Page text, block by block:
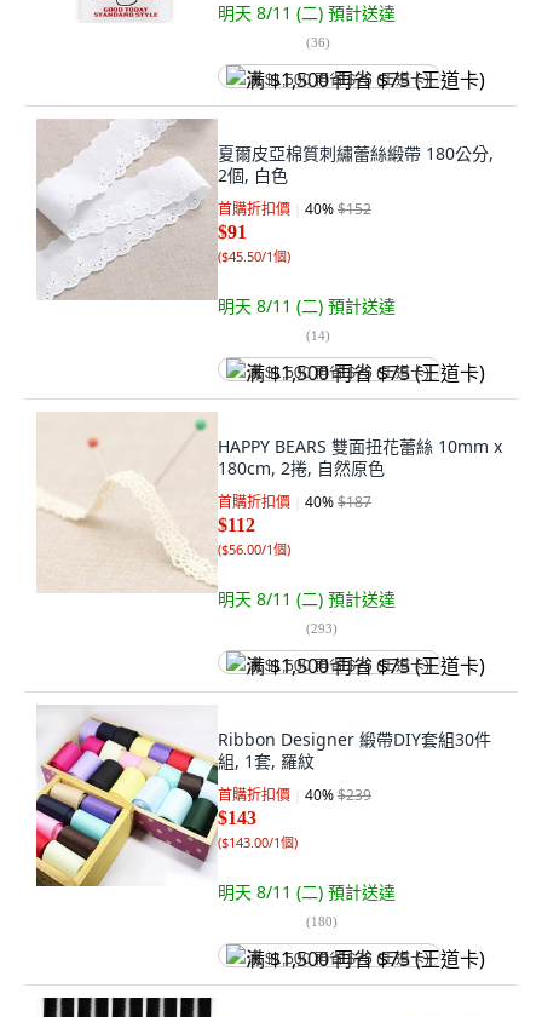
明天 8/11 (二) 預計送達
(36)
满 $1,500 再省 $75 (王道卡)
夏爾皮亞棉質刺繡蕾絲緞帶 180公分,
2個, 白色
首購折扣價 40%$152
$91
($45.50/1個)
明天 8/11 (二) 預計送達
(14)
满 $1,500 再省 $75 (王道卡)
HAPPY BEARS 雙面扭花蕾絲 10mm x
180cm, 2捲, 自然原色
首購折扣價 40%$187
$112
($56.00/1個)
明天 8/11 (二) 預計送達
(293)
满 $1,500 再省 $75 (王道卡)
Ribbon Designer 緞帶DIY套組30件
組, 1套, 羅紋
首購折扣價 40%$239
$143
($143.00/1個)
明天 8/11 (二) 預計送達
(180)
满 $1,500 再省 $75 (王道卡)